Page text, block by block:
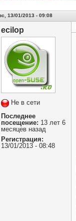
13/01/2013 - 09:08
ecilop
Не в сети
Последнее
посещение: 13 лет 6
месяцев назад
Регистрация:
13/01/2013 - 08:48